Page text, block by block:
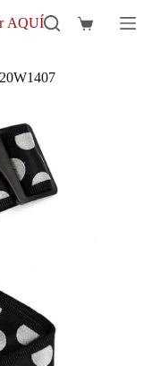
AQUÍ
Carro